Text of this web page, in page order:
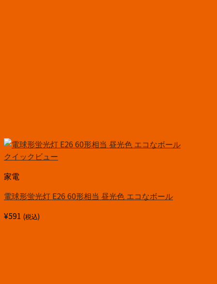
クイックビュー
家電
電球形蛍光灯 E26 60形相当 昼光色 エコなボール
¥591 (税込)